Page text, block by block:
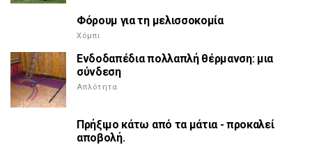
Φόρουμ για τη μελισσοκομία
Χόμπι
Ενδοδαπέδια πολλαπλή θέρμανση: μια
σύνδεση
Απλότητα
Πρήξιμο κάτω από τα μάτια - προκαλεί
αποβολή.